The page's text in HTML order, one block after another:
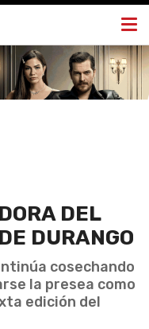
DEL
DURANGO
cosechando
la presea como
edición del